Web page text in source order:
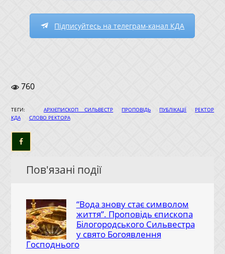
Підписуйтесь на телеграм-канал КДА
760
ТЕГИ: АРХІЄПИСКОП СИЛЬВЕСТР ПРОПОВІДЬ ПУБЛІКАЦІЇ
РЕКТОР
КДА
СЛОВО РЕКТОРА
Пов'язані події
“Вода знову стає символом
життя”. Проповідь єпископа
Білогородського Сильвестра
у свято Богоявлення
Господнього